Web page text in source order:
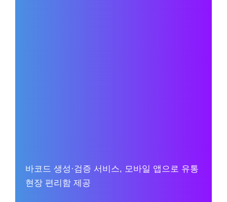
바코드 생성·검증 서비스, 모바일 앱으로 유통
현장 편리함 제공